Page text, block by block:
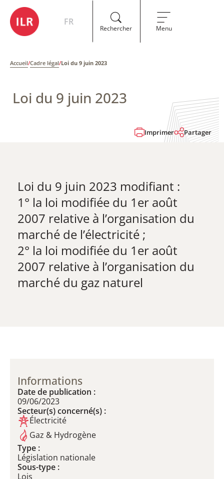
FR
Rechercher Menu
Accueil/Cadre légal/Loi du 9 juin 2023
Loi du 9 juin 2023
Imprimer Partager
Loi du 9 juin 2023 modifiant :
1° la loi modifiée du 1er août
2007 relative à l’organisation du
marché de l’électricité ;
2° la loi modifiée du 1er août
2007 relative à l’organisation du
marché du gaz naturel
Informations
Date de publication :
09/06/2023
Secteur(s) concerné(s) :
Électricité
Gaz & Hydrogène
Type :
Législation nationale
Sous-type :
Lois